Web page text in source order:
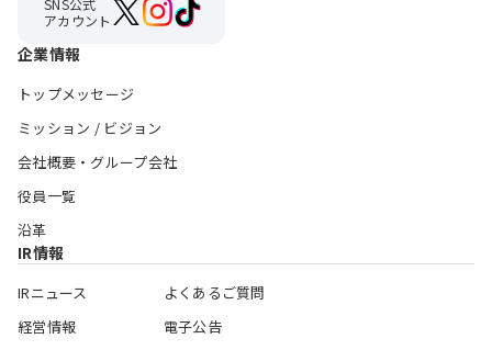
アカウント
企業情報
トップメッセージ
ミッション / ビジョン
会社概要・グループ会社
役員一覧
沿革
IR情報
IRニュース
経営情報
よくあるご質問
電子公告